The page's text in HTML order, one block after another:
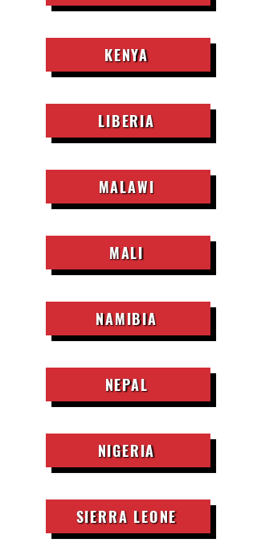
KENYA
LIBERIA
MALAWI
MALI
NAMIBIA
NEPAL
NIGERIA
SIERRA LEONE